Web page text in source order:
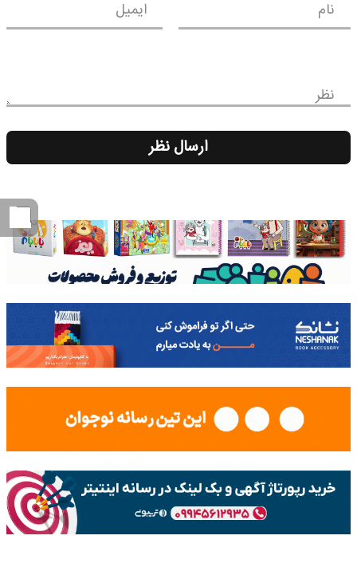
نام ایمیل
نظر
ارسال نظر